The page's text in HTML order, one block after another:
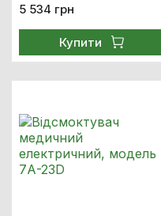
5 534 грн
Купити